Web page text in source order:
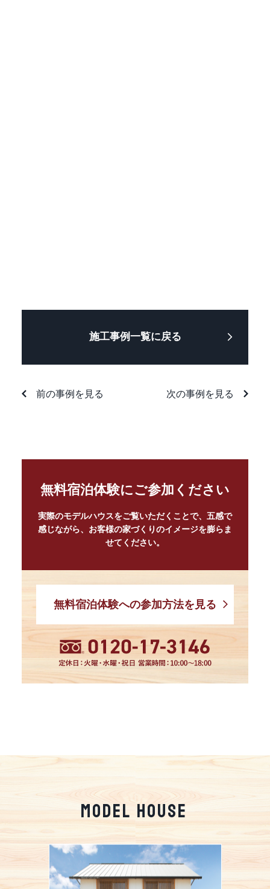
施工事例一覧に戻る
前の事例を見る 次の事例を見る
無料宿泊体験にご参加ください
実際のモデルハウスをご覧いただくことで、五感で
感じながら、 お客様の家づくりのイメージを膨らま
せてください。
無料宿泊体験への参加方法を見る
MODEL HOUSE